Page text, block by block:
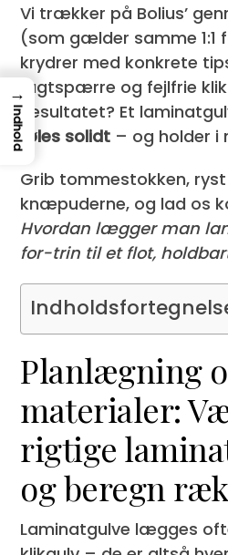
Vi trækker på Bolius’
(som gælder samme 1:1
krydrer med konkrete
fugtspærre og fejlfrie
Resultatet? Et
føles solidt – og holder i
Grib tommestokken,
knæpuderne, og lad os
Hvordan lægger man
for-trin til et flot,
Planlægning
materialer:
rigtige
og beregn
Laminatgulve lægges
→
Indhold